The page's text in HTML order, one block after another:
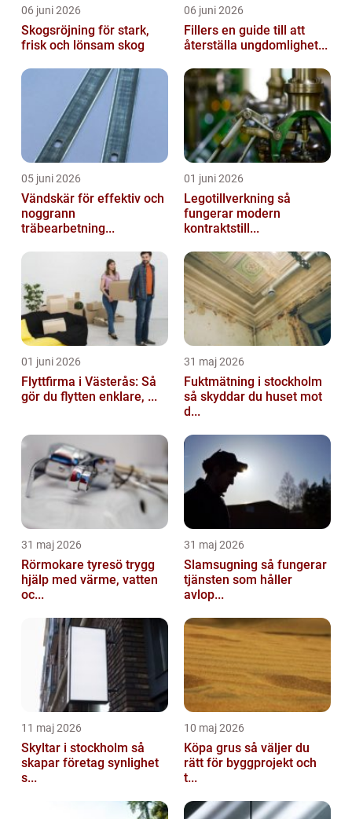
06 juni 2026
Skogsröjning för stark,
frisk och lönsam skog
06 juni 2026
Fillers en guide till att
återställa ungdomlighet...
05 juni 2026
Vändskär för effektiv och
noggrann
träbearbetning...
01 juni 2026
Legotillverkning så
fungerar modern
kontraktstill...
01 juni 2026
Flyttfirma i Västerås: Så
gör du flytten enklare, ...
31 maj 2026
Fuktmätning i stockholm
så skyddar du huset mot
d...
31 maj 2026
Rörmokare tyresö trygg
hjälp med värme, vatten
oc...
31 maj 2026
Slamsugning så fungerar
tjänsten som håller
avlop...
11 maj 2026
Skyltar i stockholm så
skapar företag synlighet
s...
10 maj 2026
Köpa grus så väljer du
rätt för byggprojekt och
t...